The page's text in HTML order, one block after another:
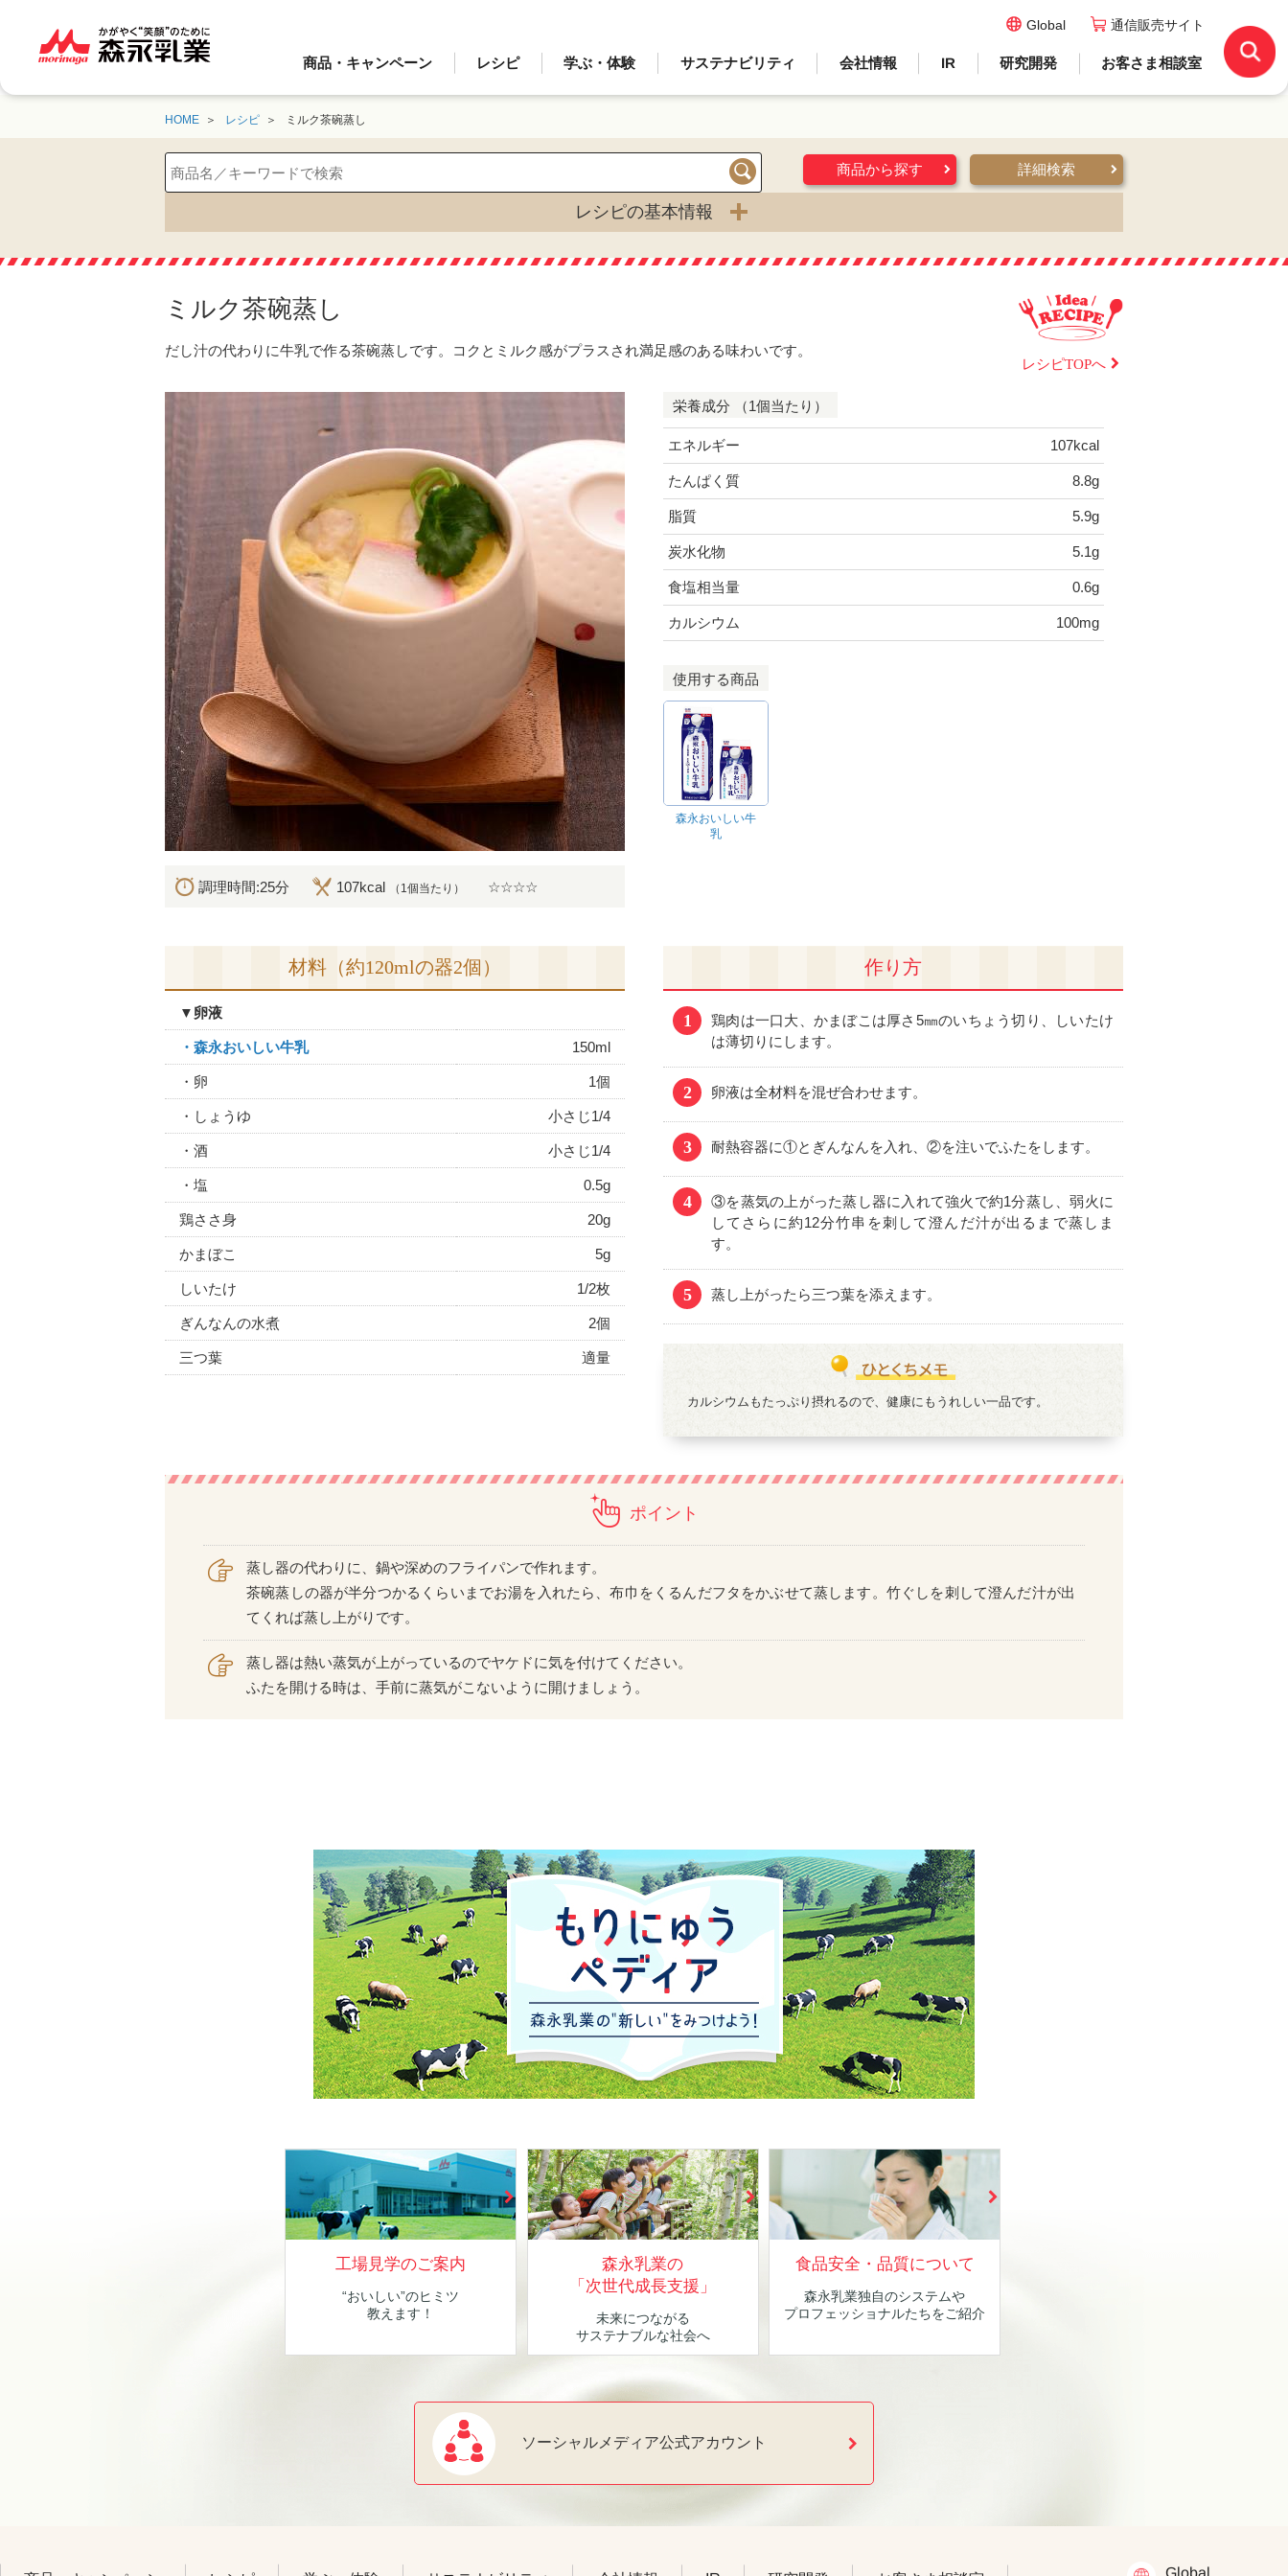
商品・キャンペーン レシピ 学ぶ・体験 サステナビリティ 会社情報 IR 研究開発 お客さま相談室
Global 通信販売サイト
HOME レシピ ミルク茶碗蒸し
検索
商品から探す 詳細検索
レシピの基本情報
ミルク茶碗蒸し
だし汁の代わりに牛乳で作る茶碗蒸しです。コクとミルク感がプラスされ満足感のある味わいです。
レシピTOPへ
調理時間:25分 107kcal （1個当たり） ☆☆☆☆
栄養成分 （1個当たり）
エネルギー 107kcal
たんぱく質 8.8g
脂質 5.9g
炭水化物 5.1g
食塩相当量 0.6g
カルシウム 100mg
使用する商品
森永おいしい牛
乳
材料（約120mlの器2個）
▼卵液
・森永おいしい牛乳 150ml
・卵 1個
・しょうゆ 小さじ1/4
・酒 小さじ1/4
・塩 0.5g
鶏ささ身 20g
かまぼこ 5g
しいたけ 1/2枚
ぎんなんの水煮 2個
三つ葉 適量
作り方
1
鶏肉は一口大、かまぼこは厚さ5㎜のいちょう切り、しいたけ
は薄切りにします。
2 卵液は全材料を混ぜ合わせます。
3 耐熱容器に①とぎんなんを入れ、②を注いでふたをします。
4
③を蒸気の上がった蒸し器に入れて強火で約1分蒸し、弱火に
してさらに約12分竹串を刺して澄んだ汁が出るまで蒸しま
す。
5 蒸し上がったら三つ葉を添えます。
カルシウムもたっぷり摂れるので、健康にもうれしい一品です。
ポイント
蒸し器の代わりに、鍋や深めのフライパンで作れます。
茶碗蒸しの器が半分つかるくらいまでお湯を入れたら、布巾をくるんだフタをかぶせて蒸します。竹ぐしを刺して澄んだ汁が出
てくれば蒸し上がりです。
蒸し器は熱い蒸気が上がっているのでヤケドに気を付けてください。
ふたを開ける時は、手前に蒸気がこないように開けましょう。
工場見学のご案内
“おいしい”のヒミツ
教えます！
森永乳業の
「次世代成長支援」
未来につながる
サステナブルな社会へ
食品安全・品質について
森永乳業独自のシステムや
プロフェッショナルたちをご紹介
ソーシャルメディア公式アカウント
Global